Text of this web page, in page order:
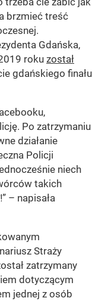
brzmieć treść
Gdańska,
roku został
gdańskiego finału
Po zatrzymaniu
działanie
Policji
niech
takich
– napisała
Straży
zatrzymany
dotyczącym
jednej z osób